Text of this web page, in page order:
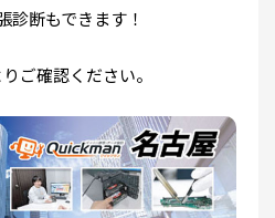
診断もできます！
ご確認ください。